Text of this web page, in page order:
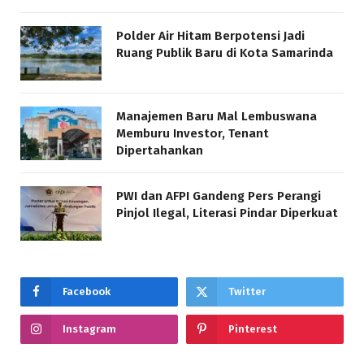
Polder Air Hitam Berpotensi Jadi
Ruang Publik Baru di Kota Samarinda
Manajemen Baru Mal Lembuswana
Memburu Investor, Tenant
Dipertahankan
PWI dan AFPI Gandeng Pers Perangi
Pinjol Ilegal, Literasi Pindar Diperkuat
Facebook Twitter
Instagram Pinterest